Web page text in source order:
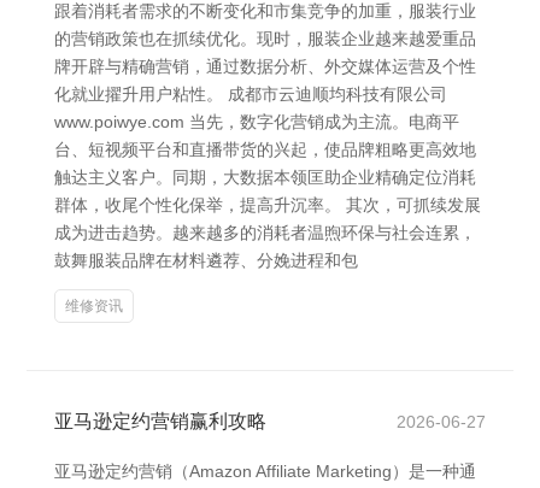
跟着消耗者需求的不断变化和市集竞争的加重，服装行业
的营销政策也在抓续优化。现时，服装企业越来越爱重品
牌开辟与精确营销，通过数据分析、外交媒体运营及个性
化就业擢升用户粘性。 成都市云迪顺均科技有限公司
www.poiwye.com 当先，数字化营销成为主流。电商平
台、短视频平台和直播带货的兴起，使品牌粗略更高效地
触达主义客户。同期，大数据本领匡助企业精确定位消耗
群体，收尾个性化保举，提高升沉率。 其次，可抓续发展
成为进击趋势。越来越多的消耗者温煦环保与社会连累，
鼓舞服装品牌在材料遴荐、分娩进程和包
维修资讯
亚马逊定约营销赢利攻略 2026-06-27
亚马逊定约营销（Amazon Affiliate Marketing）是一种通